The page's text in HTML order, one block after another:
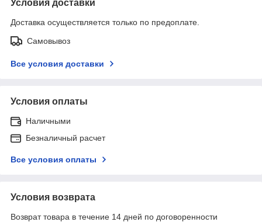
Условия доставки
Доставка осуществляется только по предоплате.
Самовывоз
Все условия доставки
Условия оплаты
Наличными
Безналичный расчет
Все условия оплаты
Условия возврата
Возврат товара в течение 14 дней по договоренности